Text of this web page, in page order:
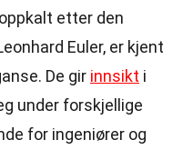
etter den
Euler, er kjent
De gir innsikt i
under forskjellige
for ingeniører og